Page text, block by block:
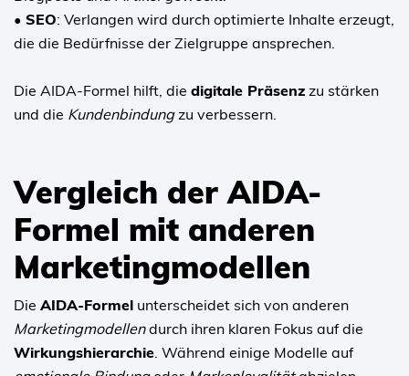
• SEO: Verlangen wird durch optimierte Inhalte erzeugt,
die die Bedürfnisse der Zielgruppe ansprechen.
Die AIDA-Formel hilft, die digitale Präsenz zu stärken
und die Kundenbindungzu verbessern.
Vergleich der AIDA-
Formel mit anderen
Marketingmodellen
Die AIDA-Formel unterscheidet sich von anderen
Marketingmodellendurch ihren klaren Fokus auf die
Wirkungshierarchie . Während einige Modelle auf